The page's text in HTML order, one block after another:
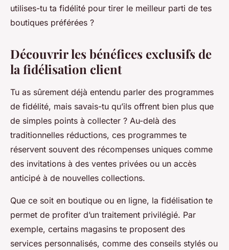
utilises-tu ta fidélité pour tirer le meilleur parti de tes
boutiques préférées ?
Découvrir les bénéfices exclusifs de
la fidélisation client
Tu as sûrement déjà entendu parler des programmes
de fidélité, mais savais-tu qu’ils offrent bien plus que
de simples points à collecter ? Au-delà des
traditionnelles réductions, ces programmes te
réservent souvent des récompenses uniques comme
des invitations à des ventes privées ou un accès
anticipé à de nouvelles collections.
Que ce soit en boutique ou en ligne, la fidélisation te
permet de profiter d’un traitement privilégié. Par
exemple, certains magasins te proposent des
services personnalisés, comme des conseils stylés ou